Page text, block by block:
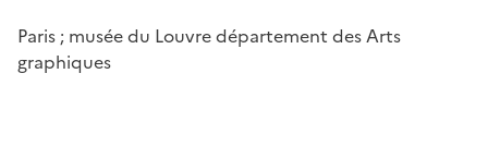
Paris ; musée du Louvre département des Arts
graphiques